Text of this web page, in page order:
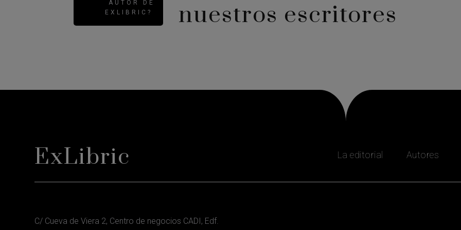
AUTOR DE
EXLIBRIC?
nuestros escritores
ExLibric La editorial Autores
C/ Cueva de Viera 2, Centro de negocios CADI, Edf.